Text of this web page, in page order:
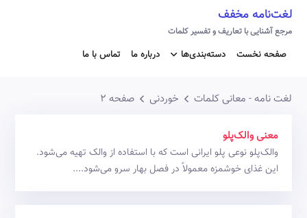
لغت‌نامه مخفف
مرجع آشنایی با تعاریف و تفسیر کلمات
صفحه نخست دسته‌بندی‌ها درباره ما تماس با ما
لغت نامه - معانی کلمات خوردنی صفحه 2
معنی والک‌پلو
والک‌پلو نوعی پلو ایرانی است که با استفاده از والک تهیه می‌شود.
این غذای خوشمزه معمولاً در فصل بهار سرو می‌شود....